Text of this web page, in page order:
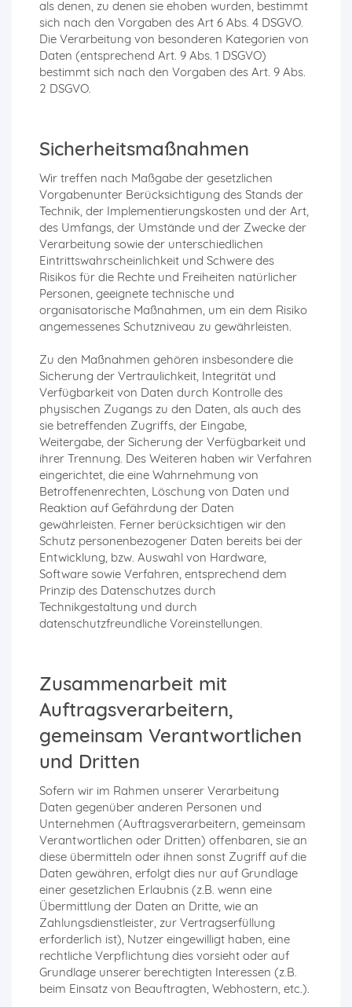
als denen, zu denen sie ehoben wurden, bestimmt
sich nach den Vorgaben des Art 6 Abs. 4 DSGVO.
Die Verarbeitung von besonderen Kategorien von
Daten (entsprechend Art. 9 Abs. 1 DSGVO)
bestimmt sich nach den Vorgaben des Art. 9 Abs.
2 DSGVO.
Sicherheitsmaßnahmen
Wir treffen nach Maßgabe der gesetzlichen
Vorgabenunter Berücksichtigung des Stands der
Technik, der Implementierungskosten und der Art,
des Umfangs, der Umstände und der Zwecke der
Verarbeitung sowie der unterschiedlichen
Eintrittswahrscheinlichkeit und Schwere des
Risikos für die Rechte und Freiheiten natürlicher
Personen, geeignete technische und
organisatorische Maßnahmen, um ein dem Risiko
angemessenes Schutzniveau zu gewährleisten.
Zu den Maßnahmen gehören insbesondere die
Sicherung der Vertraulichkeit, Integrität und
Verfügbarkeit von Daten durch Kontrolle des
physischen Zugangs zu den Daten, als auch des
sie betreffenden Zugriffs, der Eingabe,
Weitergabe, der Sicherung der Verfügbarkeit und
ihrer Trennung. Des Weiteren haben wir Verfahren
eingerichtet, die eine Wahrnehmung von
Betroffenenrechten, Löschung von Daten und
Reaktion auf Gefährdung der Daten
gewährleisten. Ferner berücksichtigen wir den
Schutz personenbezogener Daten bereits bei der
Entwicklung, bzw. Auswahl von Hardware,
Software sowie Verfahren, entsprechend dem
Prinzip des Datenschutzes durch
Technikgestaltung und durch
datenschutzfreundliche Voreinstellungen.
Zusammenarbeit mit
Auftragsverarbeitern,
gemeinsam Verantwortlichen
und Dritten
Sofern wir im Rahmen unserer Verarbeitung
Daten gegenüber anderen Personen und
Unternehmen (Auftragsverarbeitern, gemeinsam
Verantwortlichen oder Dritten) offenbaren, sie an
diese übermitteln oder ihnen sonst Zugriff auf die
Daten gewähren, erfolgt dies nur auf Grundlage
einer gesetzlichen Erlaubnis (z.B. wenn eine
Übermittlung der Daten an Dritte, wie an
Zahlungsdienstleister, zur Vertragserfüllung
erforderlich ist), Nutzer eingewilligt haben, eine
rechtliche Verpflichtung dies vorsieht oder auf
Grundlage unserer berechtigten Interessen (z.B.
beim Einsatz von Beauftragten, Webhostern, etc.).